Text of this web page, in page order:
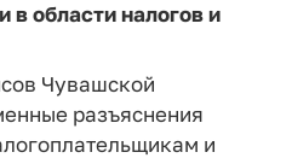
области налогов и
Чувашской
разъяснения
и